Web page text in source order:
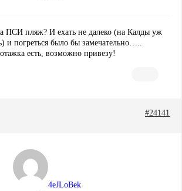
ПСИ пляж? И ехать не далеко (на Калды уж
и погреться было бы замечательно…..
есть, возможно привезу!
#24141
4eJLoBek